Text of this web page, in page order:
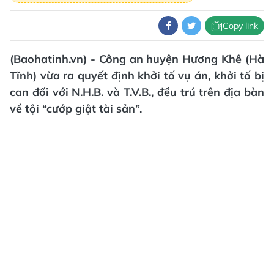
Copy link
(Baohatinh.vn) - Công an huyện Hương Khê (Hà
Tĩnh) vừa ra quyết định khởi tố vụ án, khởi tố bị
can đối với N.H.B. và T.V.B., đều trú trên địa bàn
về tội “cướp giật tài sản”.